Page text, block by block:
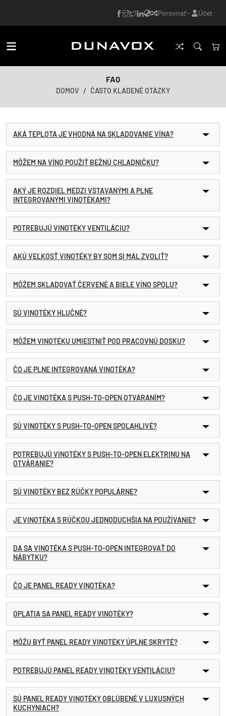
Porovnať Účet
FAQ
DOMOV ČASTO KLADENÉ OTÁZKY
AKÁ TEPLOTA JE VHODNÁ NA SKLADOVANIE VÍNA?
MÔŽEM NA VÍNO POUŽIŤ BEŽNÚ CHLADNIČKU?
AKÝ JE ROZDIEL MEDZI VSTAVANÝMI A PLNE
INTEGROVANÝMI VINOTÉKAMI?
POTREBUJÚ VINOTÉKY VENTILÁCIU?
AKÚ VEĽKOSŤ VINOTÉKY BY SOM SI MAL ZVOLIŤ?
MÔŽEM SKLADOVAŤ ČERVENÉ A BIELE VÍNO SPOLU?
SÚ VINOTÉKY HLUČNÉ?
MÔŽEM VINOTÉKU UMIESTNIŤ POD PRACOVNÚ DOSKU?
ČO JE PLNE INTEGROVANÁ VINOTÉKA?
ČO JE VINOTÉKA S PUSH-TO-OPEN OTVÁRANÍM?
SÚ VINOTÉKY S PUSH-TO-OPEN SPOĽAHLIVÉ?
POTREBUJÚ VINOTÉKY S PUSH-TO-OPEN ELEKTRINU NA
OTVÁRANIE?
SÚ VINOTÉKY BEZ RÚČKY POPULÁRNE?
JE VINOTÉKA S RÚČKOU JEDNODUCHŠIA NA POUŽÍVANIE?
DA SA VINOTÉKA S PUSH-TO-OPEN INTEGROVAŤ DO
NÁBYTKU?
ČO JE PANEL READY VINOTÉKA?
OPLATIA SA PANEL READY VINOTÉKY?
MÔŽU BYŤ PANEL READY VINOTÉKY ÚPLNE SKRYTÉ?
POTREBUJÚ PANEL READY VINOTÉKY VENTILÁCIU?
SÚ PANEL READY VINOTÉKY OBĽÚBENÉ V LUXUSNÝCH
KUCHYNIACH?